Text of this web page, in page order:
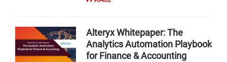
Alteryx Whitepaper: The
Analytics Automation Playbook
for Finance & Accounting